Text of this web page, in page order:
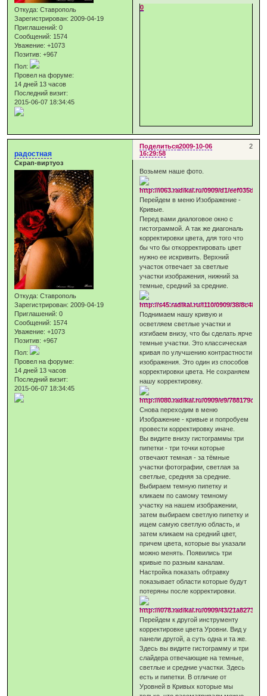
Откуда: Ставрополь
Зарегистрирован: 2009-04-19
Приглашений: 0
Сообщений: 1574
Уважение: +1073
Позитив: +967
Пол:
Провел на форуме:
14 дней 13 часов
Последний визит:
2015-06-07 18:34:45
0
Поделиться 2
2009-10-06
16:29:58
радостная
Скрап-виртуоз
Откуда: Ставрополь
Зарегистрирован: 2009-04-19
Приглашений: 0
Сообщений: 1574
Уважение: +1073
Позитив: +967
Пол:
Провел на форуме:
14 дней 13 часов
Последний визит:
2015-06-07 18:34:45
Возьмем наше фото.
Перейдем в меню Изображение -
Кривые.
Перед вами диалоговое окно с
гистограммой. А так же диагональ
корректировки цвета, для того что
бы что бы откорректировать цвет
нужно ее искривить. Верхний
участок отвечает за светлые
участки изображения, нижний за
темные, средний за средние.
Поднимаем нашу кривую и
осветляем светлые участки и
изгибаем внизу, что бы сделать ярче
темные участки. Это классическая
кривая по улучшению контрастности
изображения. Это один из способов
корректировки цвета. Не сохраняем
нашу корректировку.
Снова переходим в меню
Изображение - кривые и попробуем
провести корректировку иначе.
Вы видите внизу гистограммы три
пипетки - три точки которые
отвечают темная - за тёмные
участки фотографии, светлая за
светлые, средняя за средние.
Выбираем темную пипетку и
кликаем по самому темному
участку на нашем изображении,
затем выбираем светлую пипетку и
ищем самую светлую область, и
затем кликаем на средний цвет,
причем цвета, которые вы указали
можно менять. Появились три
кривые по разным каналам.
Настройка показать обтравку
показывает области которые будут
потеряны после корректировки.
Перейдем к другой инструменту
корректировке цвета Уровни. Вид у
панели другой, а суть одна и та же.
Здесь вы видите гистограмму и три
слайдера отвечающие на темные,
светлые и средние участки. Здесь
есть и пипетки. В отличие от
Уровней в Кривых которые мы